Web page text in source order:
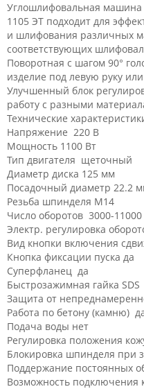
Углошлифовальная
1105 ЭТ подходит для
и шлифования различных
соответствующих
Поворотная с шагом 90°
изделие под левую руку
Улучшенный блок
работу с разными
Технические
Напряжение 220 В
Мощность 1100 Вт
Тип двигателя щеточный
Диаметр диска 125 мм
Посадочный диаметр 22.2
Резьба шпинделя М14
Число оборотов 3000-
Электр. регулировка
Вид кнопки включения
Кнопка фиксации пуска да
Суперфланец да
Быстрозажимная гайка
Защита от
Работа по бетону (камню)
Подача воды нет
Регулировка положения
Блокировка шпинделя при
Поддержание постоянных
Возможность подключения